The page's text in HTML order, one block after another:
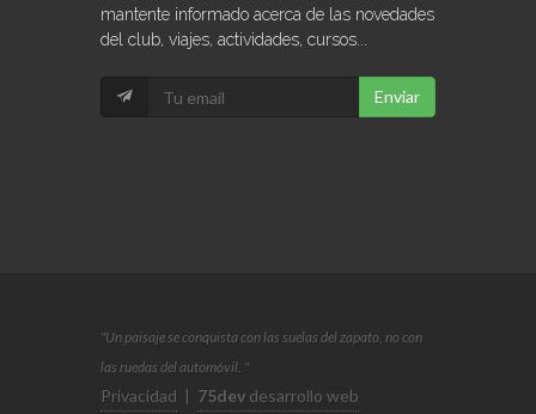
mantente informado acerca de las novedades
del club, viajes, actividades, cursos...
Enviar
"Un paisaje se conquista con las suelas del zapato, no con
las ruedas del automóvil. "
Privacidad | 75dev desarrollo web